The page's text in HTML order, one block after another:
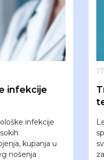
infekcije
infekcije
kupanja u
nošenja